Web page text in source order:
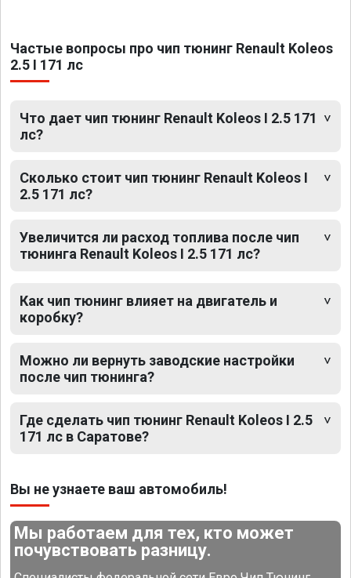
Частые вопросы про чип тюнинг Renault Koleos
2.5 I 171 лс
Что дает чип тюнинг Renault Koleos I 2.5 171
лс?
Сколько стоит чип тюнинг Renault Koleos I
2.5 171 лс?
Увеличится ли расход топлива после чип
тюнинга Renault Koleos I 2.5 171 лс?
Как чип тюнинг влияет на двигатель и
коробку?
Можно ли вернуть заводские настройки
после чип тюнинга?
Где сделать чип тюнинг Renault Koleos I 2.5
171 лс в Саратове?
Вы не узнаете ваш автомобиль!
Мы работаем для тех, кто может
почувствовать разницу.